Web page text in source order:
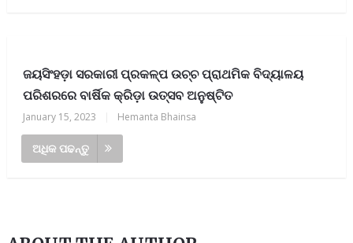
ଜୟସିଂହଡ଼ା ସରକାରୀ ପ୍ରକଳ୍ପ ଉଚ୍ଚ ପ୍ରାଥମିକ ବିଦ୍ୟାଳୟ
ପରିଶରରେ ବାର୍ଷିକ କ୍ରିଡ଼ା ଉତ୍ସବ ଅନୁଷ୍ଟିତ
January 15, 2023 Hemanta Bhainsa
ଅଧିକ ପଢନ୍ତୁ